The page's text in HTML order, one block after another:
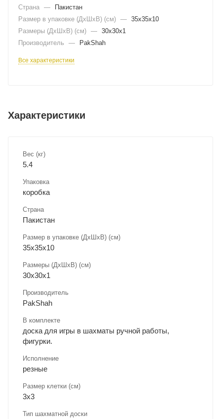
Страна —
Пакистан
Размер в упаковке (ДхШxВ) (см) — 35х35х10
Размеры (ДxШxВ) (см) — 30х30х1
Производитель
— PakShah
Все характеристики
Характеристики
Вес (кг)
5.4
Упаковка
коробка
Страна
Пакистан
Размер в упаковке (ДхШxВ) (см)
35х35х10
Размеры (ДxШxВ) (см)
30х30х1
Производитель
PakShah
В комплекте
доска для игры в шахматы ручной работы,
фигурки.
Исполнение
резные
Размер клетки (см)
3х3
Тип шахматной доски